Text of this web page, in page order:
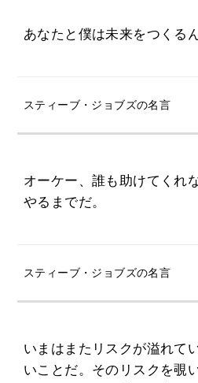
あなたと僕は未来をつくる
スティーブ・ジョブズの名言
オーケー、誰も助けてくれ
やるまでだ。
スティーブ・ジョブズの名言
いまはまたリスクが溢れて
いことだ。そのリスクを覗